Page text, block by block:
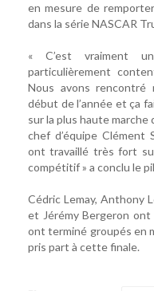
en mesure de
dans la série NASCAR
« C’est vraiment
particulièrement
Nous avons
début de l’année et ça
sur la plus haute marche
chef d’équipe Clément
ont travaillé très fort
compétitif » a conclu le
Cédric Lemay, Anthony
et Jérémy Bergeron
ont terminé groupés en
pris part à cette finale.